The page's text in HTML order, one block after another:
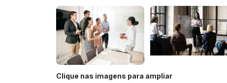
Clique nas imagens para ampliar